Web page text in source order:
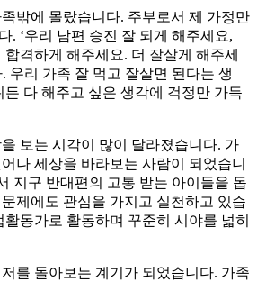
밖에 몰랐습니다. 주부로서 제 가정만
. ‘우리 남편 승진 잘 되게 해주세요,
격하게 해주세요. 더 잘살게 해주세
우리 가족 잘 먹고 잘살면 된다는 생
다 해주고 싶은 생각에 걱정만 가득
보는 시각이 많이 달라졌습니다. 가
나 세상을 바라보는 사람이 되었습니
지구 반대편의 고통 받는 아이들을 돕
제에도 관심을 가지고 실천하고 있습
동가로 활동하며 꾸준히 시야를 넓히
를 돌아보는 계기가 되었습니다. 가족